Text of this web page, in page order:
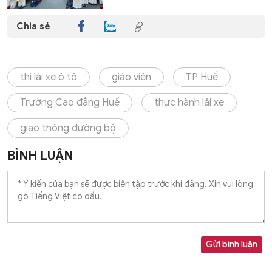
Chia sẻ
thi lái xe ô tô giáo viên TP Huế
Trường Cao đẳng Huế thực hành lái xe
giao thông đường bộ
BÌNH LUẬN
Gửi bình luận